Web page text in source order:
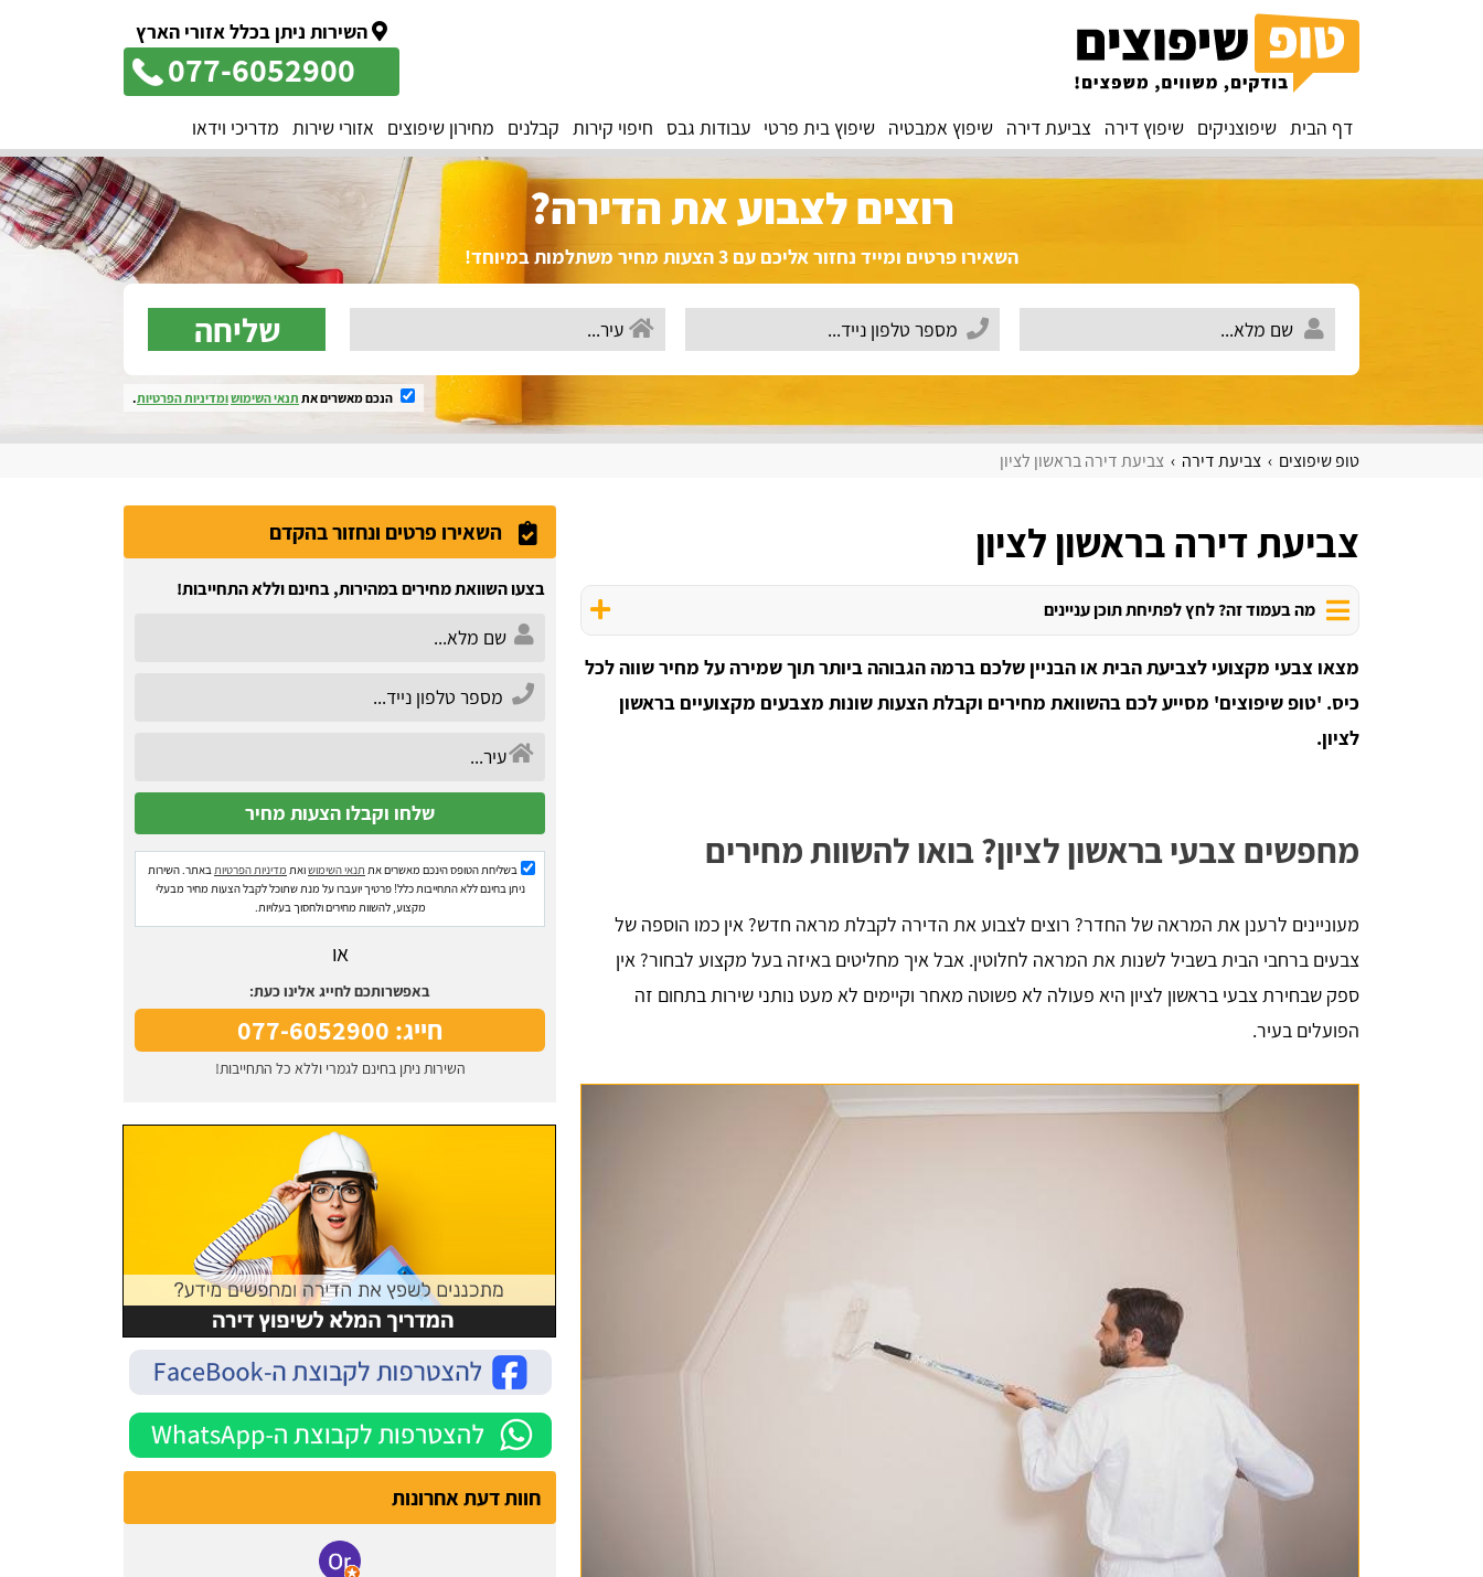
השירות ניתן בכלל אזורי הארץ
077-6052900
דף הבית שיפוצניקים שיפוץ דירה צביעת דירה שיפוץ אמבטיה שיפוץ בית פרטי עבודות גבס חיפוי קירות קבלנים מחירון שיפוצים אזורי שירות מדריכי וידאו
רוצים לצבוע את הדירה?
השאירו פרטים ומייד נחזור אליכם עם 3 הצעות מחיר משתלמות במיוחד!
שליחה
הנכם מאשרים את תנאי השימושומדיניות הפרטיות.
טופ שיפוצים צביעת דירה צביעת דירה בראשון לציון
צביעת דירה בראשון לציון
מה בעמוד זה? לחץ לפתיחת תוכן עניינים
מצאו צבעי מקצועי לצביעת הבית או הבניין שלכם ברמה הגבוהה ביותר תוך שמירה על מחיר שווה לכל
כיס. 'טופ שיפוצים' מסייע לכם בהשוואת מחירים וקבלת הצעות שונות מצבעים מקצועיים בראשון
לציון.
מחפשים צבעי בראשון לציון? בואו להשוות מחירים
מעוניינים לרענן את המראה של החדר? רוצים לצבוע את הדירה לקבלת מראה חדש? אין כמו הוספה של
צבעים ברחבי הבית בשביל לשנות את המראה לחלוטין. אבל איך מחליטים באיזה בעל מקצוע לבחור? אין
ספק שבחירת צבעי בראשון לציון היא פעולה לא פשוטה מאחר וקיימים לא מעט נותני שירות בתחום זה
הפועלים בעיר.
השאירו פרטים ונחזור בהקדם
בצעו השוואת מחירים במהירות, בחינם וללא התחייבות!
בשליחת הטופס הינכם מאשרים את תנאי השימושואת מדיניות הפרטיותבאתר. השירות
ניתן בחינם ללא התחייבות כלל! פרטיך יועברו על מנת שתוכל לקבל הצעות מחיר מבעלי
מקצוע, להשוות מחירים ולחסוך בעלויות.
או
באפשרותכם לחייג אלינו כעת:
חייג: 077-6052900
השירות ניתן בחינם לגמרי וללא כל התחייבות!
חוות דעת אחרונות